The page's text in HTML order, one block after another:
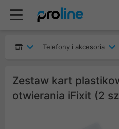
Telefony i akcesoria
Zestaw kart
otwierania iFixit (2